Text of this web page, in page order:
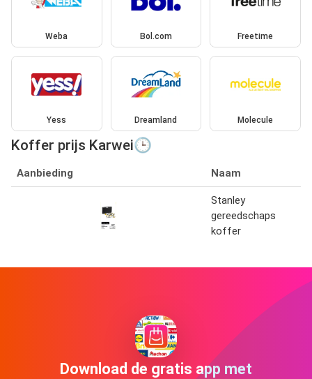
Weba Bol.com Freetime
Yess Dreamland Molecule
Koffer prijs Karwei🕒
Aanbieding Naam
Stanley
gereedschaps
koffer
Download de gratis app met